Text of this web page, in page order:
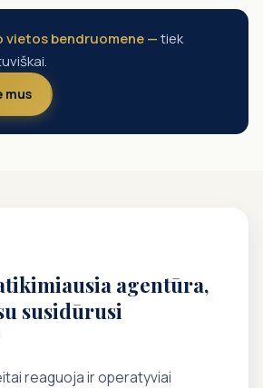
vietos bendruomene —tiek
mus
agentūra,
susidūrusi
reaguoja ir operatyviai